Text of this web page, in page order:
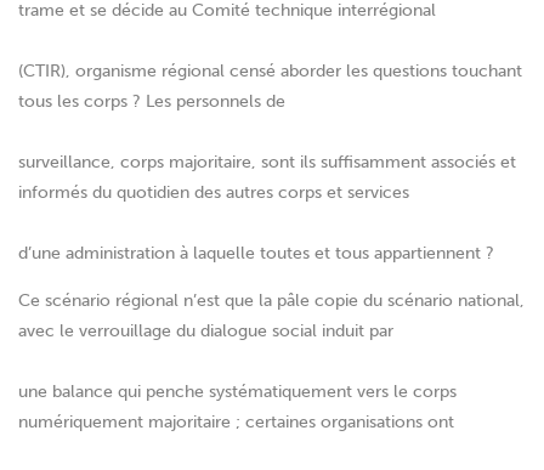
trame et se décide au Comité technique interrégional
(CTIR), organisme régional censé aborder les questions touchant
tous les corps ? Les personnels de
surveillance, corps majoritaire, sont ils suffisamment associés et
informés du quotidien des autres corps et services
d’une administration à laquelle toutes et tous appartiennent ?
Ce scénario régional n’est que la pâle copie du scénario national,
avec le verrouillage du dialogue social induit par
une balance qui penche systématiquement vers le corps
numériquement majoritaire ; certaines organisations ont